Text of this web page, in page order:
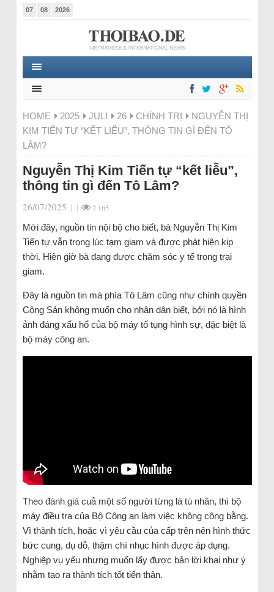
07 08 2026
HOME 2025 JULI 26 CHÍNH TRỊ
NGUYỄN THỊ
KIM TIẾN TỰ “KẾT LIỄU”, THÔNG TIN GÌ ĐẾN TÔ
LÂM?
Nguyễn Thị Kim Tiến tự “kết liễu”,
thông tin gì đến Tô Lâm?
26/07/2025 | | 2.165
Mới đây, nguồn tin nội bộ cho biết, bà Nguyễn Thị Kim
Tiến tự vẫn trong lúc tạm giam và được phát hiện kịp
thời. Hiện giờ bà đang được chăm sóc y tế trong trại
giam.
Đây là nguồn tin mà phía Tô Lâm cũng như chính quyền
Cộng Sản không muốn cho nhân dân biết, bởi nó là hình
ảnh đáng xấu hổ của bộ máy tố tụng hình sự, đặc biệt là
bộ máy công an.
Theo đánh giá cuả một số người từng là tù nhân, thì bộ
máy điều tra của Bộ Công an làm việc không công bằng.
Vì thành tích, hoặc vì yêu cầu của cấp trên nên hình thức
bức cung, dụ dỗ, thậm chí nhục hình được áp dụng.
Nghiệp vụ yếu nhưng muốn lấy được bản lời khai như ý
nhằm tạo ra thành tích tốt tiến thân.